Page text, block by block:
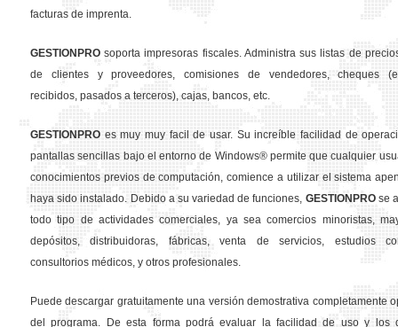
facturas de imprenta.
GESTION PRO soporta impresoras fiscales. Administra sus listas de
de clientes y proveedores, comisiones de vendedores, cheques
recibidos, pasados a terceros), cajas, bancos, etc.
GESTION PRO es muy muy facil de usar. Su increíble facilidad de
pantallas sencillas bajo el entorno de Windows® permite que cualquier
conocimientos previos de computación, comience a utilizar el sistema
haya sido instalado. Debido a su variedad de funciones, GESTION PROse
todo tipo de actividades comerciales, ya sea comercios minoristas,
depósitos, distribuidoras, fábricas, venta de servicios, estudios
consultorios médicos, y otros profesionales.
Puede descargar gratuitamente una versión demostrativa completamente
del programa. De esta forma podrá evaluar la facilidad de uso y los